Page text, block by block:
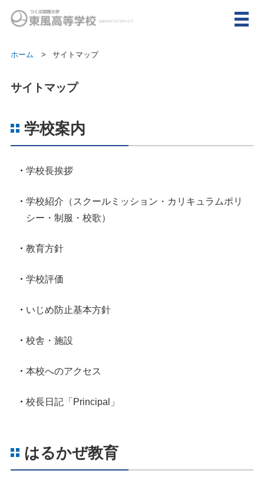
ホーム サイトマップ
サイトマップ
学校案内
学校長挨拶
学校紹介（スクールミッション・カリキュラムポリ
シー・制服・校歌）
教育方針
学校評価
いじめ防止基本方針
校舎・施設
本校へのアクセス
校長日記「Principal」
はるかぜ教育